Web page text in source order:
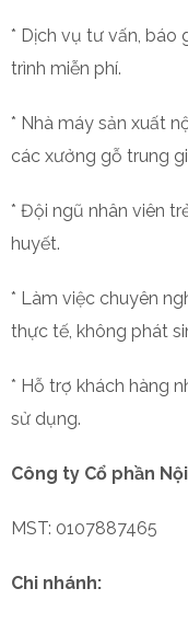
* Dịch vụ tư vấn, báo
trình miễn phí.
* Nhà máy sản xuất
các xưởng gỗ trung
* Đội ngũ nhân viên
huyết.
* Làm việc chuyên
thực tế, không phát
* Hỗ trợ khách hàng
sử dụng.
Công ty Cổ phần
MST: 0107887465
Chi nhánh: